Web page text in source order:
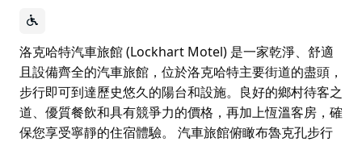
洛克哈特汽車旅館 (Lockhart Motel) 是一家乾淨、舒適
且設備齊全的汽車旅館，位於洛克哈特主要街道的盡頭，
步行即可到達歷史悠久的陽台和設施。良好的鄉村待客之
道、優質餐飲和具有競爭力的價格，再加上恆溫客房，確
保您享受寧靜的住宿體驗。 汽車旅館俯瞰布魯克孔步行